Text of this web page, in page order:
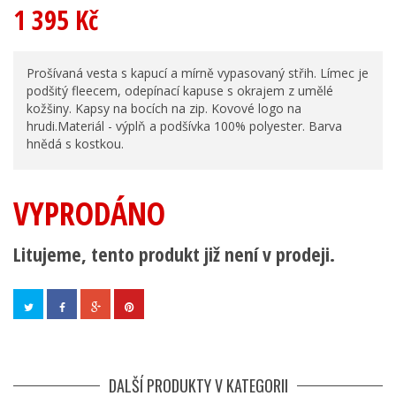
1 395 Kč
Prošívaná vesta s kapucí a mírně vypasovaný střih. Límec je
podšitý fleecem, odepínací kapuse s okrajem z umělé
kožšiny. Kapsy na bocích na zip. Kovové logo na
hrudi.Materiál - výplň a podšívka 100% polyester. Barva
hnědá s kostkou.
VYPRODÁNO
Litujeme, tento produkt již není v prodeji.
DALŠÍ PRODUKTY V KATEGORII